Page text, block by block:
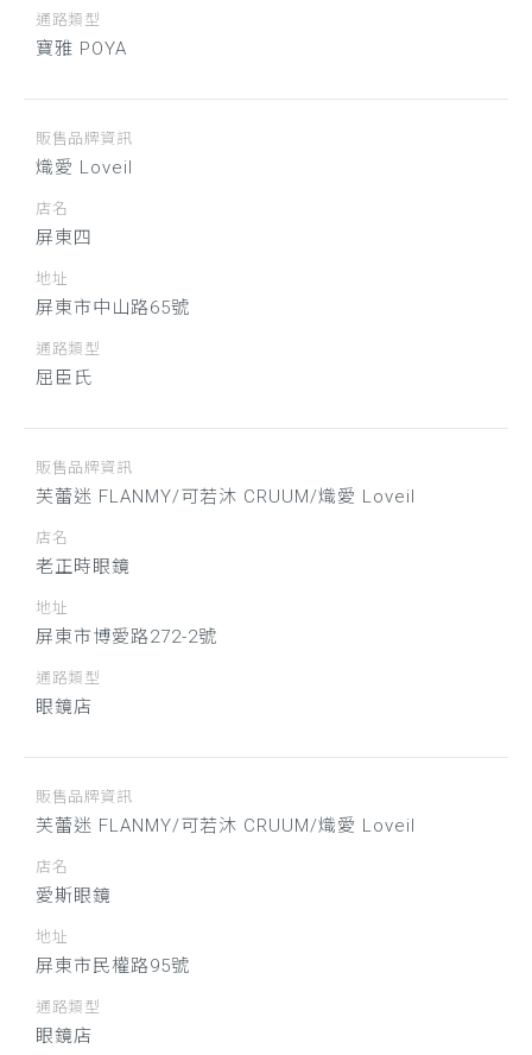
通路類型
寶雅 POYA
販售品牌資訊
熾愛 Loveil
店名
屏東四
地址
屏東市中山路65號
通路類型
屈臣氏
販售品牌資訊
芙蕾迷 FLANMY/可若沐 CRUUM/熾愛 Loveil
店名
老正時眼鏡
地址
屏東市博愛路272-2號
通路類型
眼鏡店
販售品牌資訊
芙蕾迷 FLANMY/可若沐 CRUUM/熾愛 Loveil
店名
愛斯眼鏡
地址
屏東市民權路95號
通路類型
眼鏡店